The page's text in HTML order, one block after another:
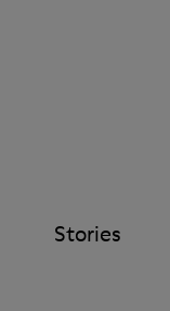
Stories